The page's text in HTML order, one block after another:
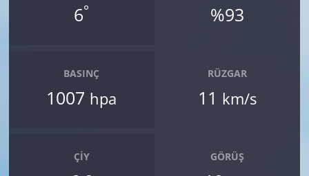
6° %93
BASINÇ
1007 hpa
RÜZGAR
11 km/s
ÇIY GÖRÜŞ